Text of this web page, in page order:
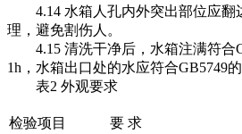
4.14 水箱人孔内外突出部位应翻
理，避免割伤人。
4.15 清洗干净后，水箱注满符合
1h，水箱出口处的水应符合GB5749的
表2 外观要求
检验项目
要 求